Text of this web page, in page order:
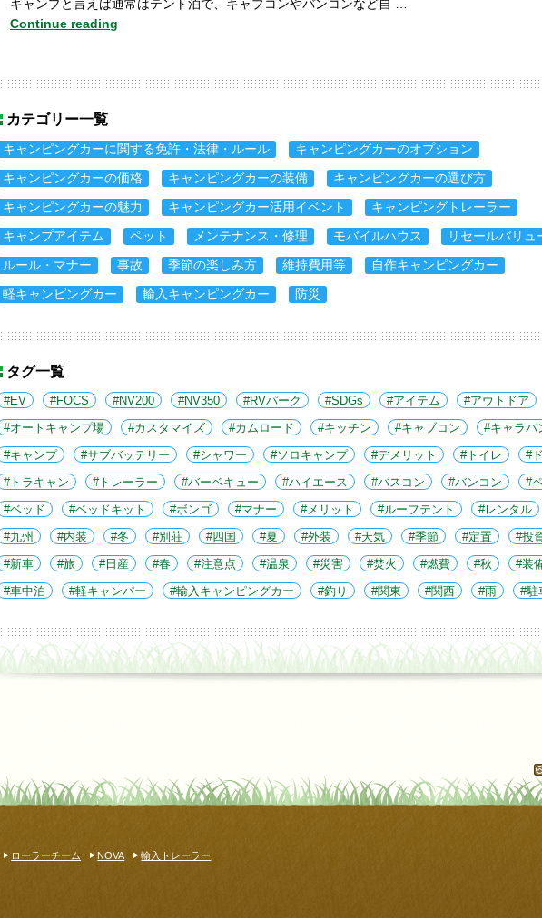
キャンプと言えば通常はテント泊で、キャブコンやバンコンなど自 …
Continue reading
カテゴリー一覧
キャンピングカーに関する免許・法律・ルール キャンピングカーのオプション
キャンピングカーの価格 キャンピングカーの装備 キャンピングカーの選び方
キャンピングカーの魅力 キャンピングカー活用イベント キャンピングトレーラー
キャンプアイテム ペット メンテナンス・修理 モバイルハウス リセールバリュ
ルール・マナー 事故 季節の楽しみ方 維持費用等 自作キャンピングカー
軽キャンピングカー 輸入キャンピングカー 防災
タグ一覧
EV FOCS NV200 NV350 RVパーク SDGs アイテム アウトドア
オートキャンプ場 カスタマイズ カムロード キッチン キャブコン キャラバ
キャンプ サブバッテリー シャワー ソロキャンプ デメリット トイレ
トラキャン トレーラー バーベキュー ハイエース バスコン バンコン
ベッド ベッドキット ボンゴ マナー メリット ルーフテント レンタル
九州 内装 冬 別荘 四国 夏 外装 天気 季節 定置 投
新車 旅 日産 春 注意点 温泉 災害 焚火 燃費 秋 装
車中泊 軽キャンパー 輸入キャンピングカー 釣り 関東 関西 雨 駐
ローラーチーム NOVA 輸入トレーラー